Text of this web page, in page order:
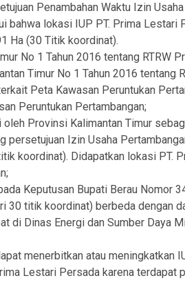
Penambahan Waktu Izin Usaha
bahwa lokasi IUP PT. Prima Lestari
Ha (30 Titik koordinat).
No 1 Tahun 2016 tentang RTRW
Timur No 1 Tahun 2016 tentang
Peta Kawasan Peruntukan
Peruntukan Pertambangan;
Provinsi Kalimantan Timur
persetujuan Izin Usaha
koordinat). Didapatkan lokasi PT.
Keputusan Bupati Berau Nomor
30 titik koordinat) berbeda dengan
di Dinas Energi dan Sumber Daya
menerbitkan atau meningkatkan
Lestari Persada karena terdapat